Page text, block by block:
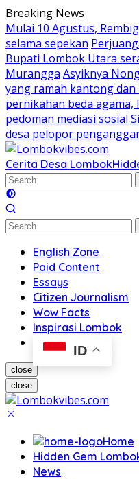
Skip
to
content
Breaking News
Mulai 10 Agustus,
selama sepekan
Bupati Lombok Utara
Murangga Asyiknya
yang ramah kantong dan
pernikahan beda agama,
pedoman mediasi sosial
desa pelopor
Cerita Desa Lombok
English Zone
Paid Content
Essays
Citizen Journalism
Wow Facts
Inspirasi Lombok
ID
close
close
Home
Hidden Gem
News